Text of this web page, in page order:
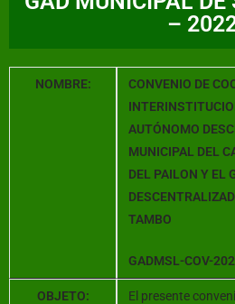
–
NOMBRE:
CONVENIO DE
AUTÓNOMO
MUNICIPAL DEL
DEL PAILON Y EL
TAMBO
GADMSL-COV-
OBJETO:
El presente